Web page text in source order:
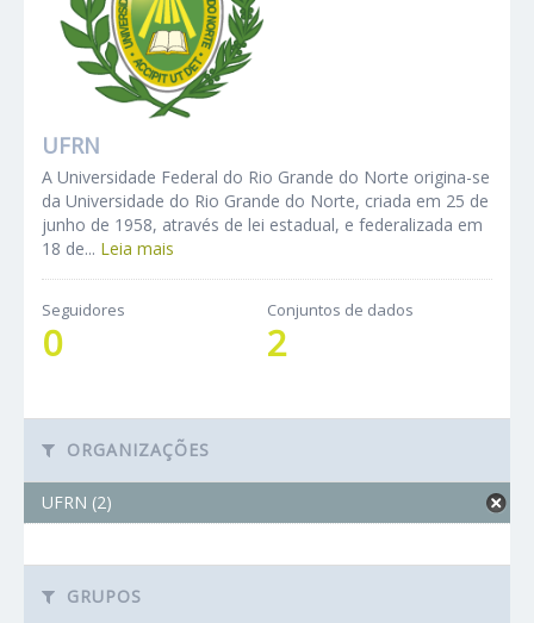
UFRN
A Universidade Federal do Rio Grande do Norte origina-se
da Universidade do Rio Grande do Norte, criada em 25 de
junho de 1958, através de lei estadual, e federalizada em
18 de... Leia mais
Seguidores
0
Conjuntos de dados
2
ORGANIZAÇÕES
UFRN (2)
GRUPOS